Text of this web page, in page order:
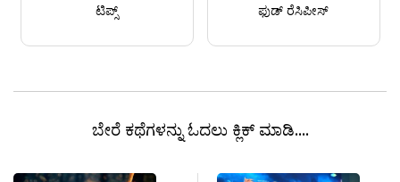
ಟಿಪ್ಸ್
ಫುಡ್ ರೆಸಿಪೀಸ್
ಬೇರೆ ಕಥೆಗಳನ್ನು ಓದಲು ಕ್ಲಿಕ್ ಮಾಡಿ....